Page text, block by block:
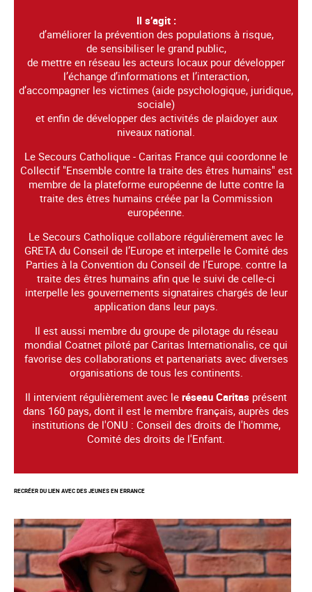
Il s’agit :
d’améliorer la prévention des populations à risque,
de sensibiliser le grand public,
de mettre en réseau les acteurs locaux pour développer
l’échange d’informations et l’interaction,
d’accompagner les victimes (aide psychologique, juridique,
sociale)
et enfin de développer des activités de plaidoyer aux
niveaux national.
Le Secours Catholique - Caritas France qui coordonne le
Collectif "Ensemble contre la traite des êtres humains" est
membre de la plateforme européenne de lutte contre la
traite des êtres humains créée par la Commission
européenne.
Le Secours Catholique collabore régulièrement avec le
GRETA du Conseil de l’Europe et interpelle le Comité des
Parties à la Convention du Conseil de l'Europe. contre la
traite des êtres humains afin que le suivi de celle-ci
interpelle les gouvernements signataires chargés de leur
application dans leur pays.
Il est aussi membre du groupe de pilotage du réseau
mondial Coatnet piloté par Caritas Internationalis, ce qui
favorise des collaborations et partenariats avec diverses
organisations de tous les continents.
Il intervient régulièrement avec le réseau Caritas présent
dans 160 pays, dont il est le membre français, auprès des
institutions de l'ONU : Conseil des droits de l'homme,
Comité des droits de l'Enfant.
RECRÉER DU LIEN AVEC DES JEUNES EN ERRANCE